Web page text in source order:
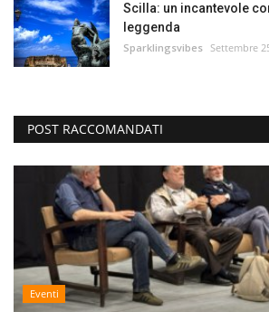
Scilla: un incantevole
leggenda
Sparklingsvibes Settembre
POST RACCOMANDATI
Eventi